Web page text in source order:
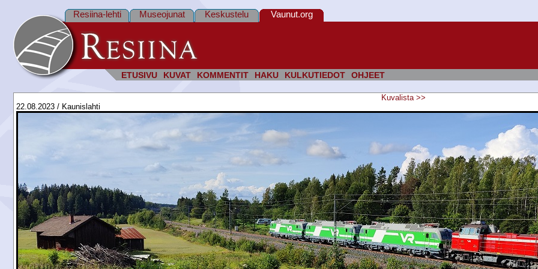
ETUSIVU KUVAT KOMMENTIT HAKU KULKUTIEDOT OHJEET
Resiina-lehti Museojunat Keskustelu Vaunut.org
Kuvalista >>
22.08.2023 / Kaunislahti